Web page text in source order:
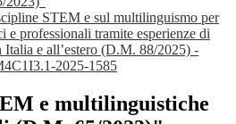
STEM e sul multilinguismo per
e professionali tramite esperienze di
Italia e all’estero (D.M. 88/2025) -
2025-1585
e multilinguistiche